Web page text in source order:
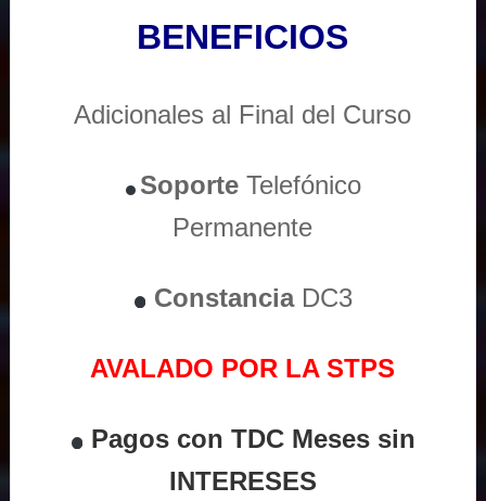
BENEFICIOS
Adicionales al Final del Curso
Soporte Telefónico
Permanente
ConstanciaDC3
AVALADO POR LA STPS
Pagos con TDC Meses sin
INTERESES